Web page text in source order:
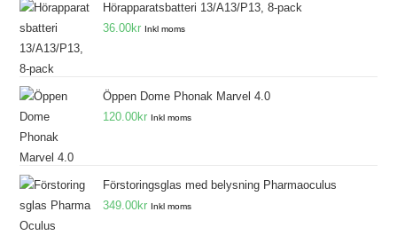
Hörapparatsbatteri 13/A13/P13, 8-pack
36.00kr Inkl moms
Öppen Dome Phonak Marvel 4.0
120.00kr Inkl moms
Förstoringsglas med belysning Pharmaoculus
349.00kr Inkl moms